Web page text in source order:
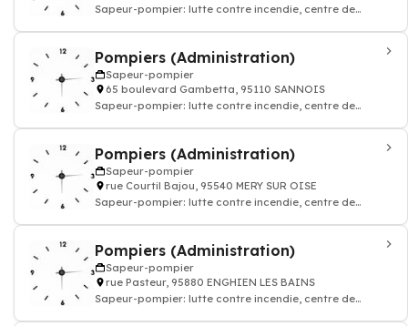
Sapeur-pompier: lutte contre incendie, centre de
Pompiers (Administration)
Sapeur-pompier
65 boulevard Gambetta, 95110 SANNOIS
Sapeur-pompier: lutte contre incendie, centre de
Pompiers (Administration)
Sapeur-pompier
rue Courtil Bajou, 95540 MERY SUR OISE
Sapeur-pompier: lutte contre incendie, centre de
Pompiers (Administration)
Sapeur-pompier
rue Pasteur, 95880 ENGHIEN LES BAINS
Sapeur-pompier: lutte contre incendie, centre de